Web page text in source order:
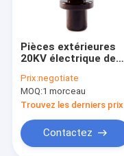
Pièces extérieures
20KV électrique de
transformateur de
porcelaine
Prix:negotiate
MOQ:1 morceau
Trouvez les derniers prix
Contactez